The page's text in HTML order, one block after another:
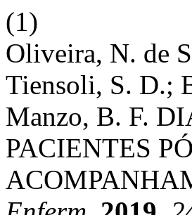
(1)
Oliveira, N. de
Tiensoli, S. D.;
Manzo, B. F.
PACIENTES